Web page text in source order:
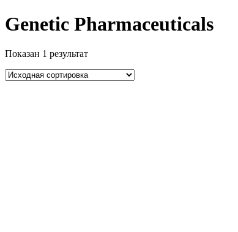
Genetic Pharmaceuticals
Показан 1 результат